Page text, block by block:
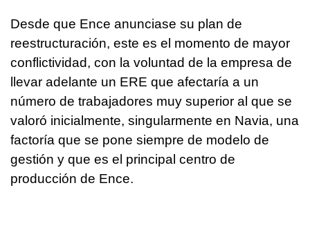
Desde que Ence anunciase su plan de
reestructuración, este es el momento de mayor
conflictividad, con la voluntad de la empresa de
llevar adelante un ERE que afectaría a un
número de trabajadores muy superior al que se
valoró inicialmente, singularmente en Navia, una
factoría que se pone siempre de modelo de
gestión y que es el principal centro de
producción de Ence.